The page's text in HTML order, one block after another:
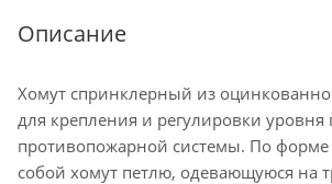
Описание
Хомут спринклерный из
для крепления и регулировки уровня
противопожарной системы. По форме
собой хомут петлю, одевающуюся на